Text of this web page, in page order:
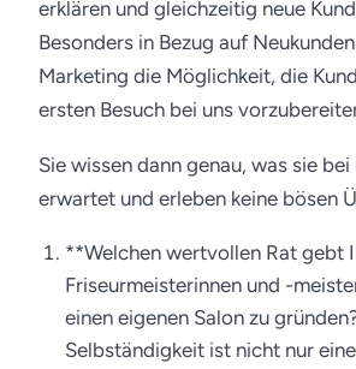
erklären und gleichzeitig neue
Besonders in Bezug auf
Marketing die Möglichkeit, die
ersten Besuch bei uns
Sie wissen dann genau, was sie bei
erwartet und erleben keine bösen
**Welchen wertvollen Rat gebt
Friseurmeisterinnen und -
einen eigenen Salon zu
Selbständigkeit ist nicht nur